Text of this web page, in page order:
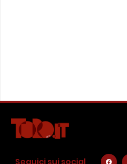
Seguici sui social